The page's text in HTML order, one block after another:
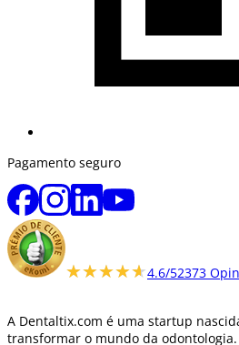
Pagamento seguro
★★★★★
★★★★★4.6/52373
A Dentaltix.com é uma startup
transformar o mundo da